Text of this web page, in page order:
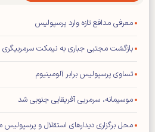
معرفی مدافع تازه وارد پرسپولیس
بازگشت مجتبی جباری به نیمکت سرمربیگری
تساوی پرسپولیس برابر آلومینیوم
موسیمانه، سرمربی آفریقایی جنوبی شد
محل برگزاری دیدار‌های استقلال و